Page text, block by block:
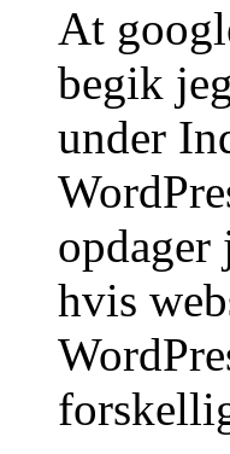
At
begik
under
opdager
hvis